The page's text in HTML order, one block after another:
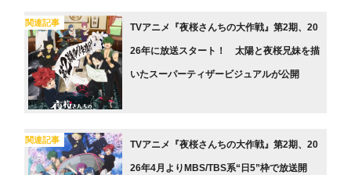
関連記事 TVアニメ『夜桜さんちの大作戦』第2期、20
26年に放送スタート！ 太陽と夜桜兄妹を描
いたスーパーティザービジュアルが公開
関連記事 TVアニメ『夜桜さんちの大作戦』第2期、20
26年4月よりMBS/TBS系“日5”枠で放送開